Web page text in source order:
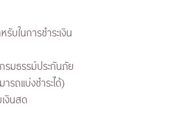
รับในการชำระเงิน
รมธรรม์ประกันภัย
รถแบ่งชำระได้)
งินสด